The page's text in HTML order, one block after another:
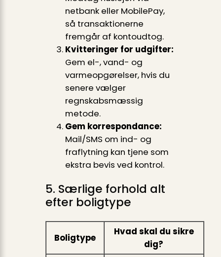
netbank eller MobilePay,
så transaktionerne
fremgår af kontoudtog.
Kvitteringer for udgifter:
Gem el-, vand- og
varmeopgørelser, hvis du
senere vælger
regnskabsmæssig
metode.
Gem korrespondance:
Mail/SMS om ind- og
fraflytning kan tjene som
ekstra bevis ved kontrol.
5. Særlige forhold alt
efter boligtype
Boligtype
Hvad skal du sikre
dig?